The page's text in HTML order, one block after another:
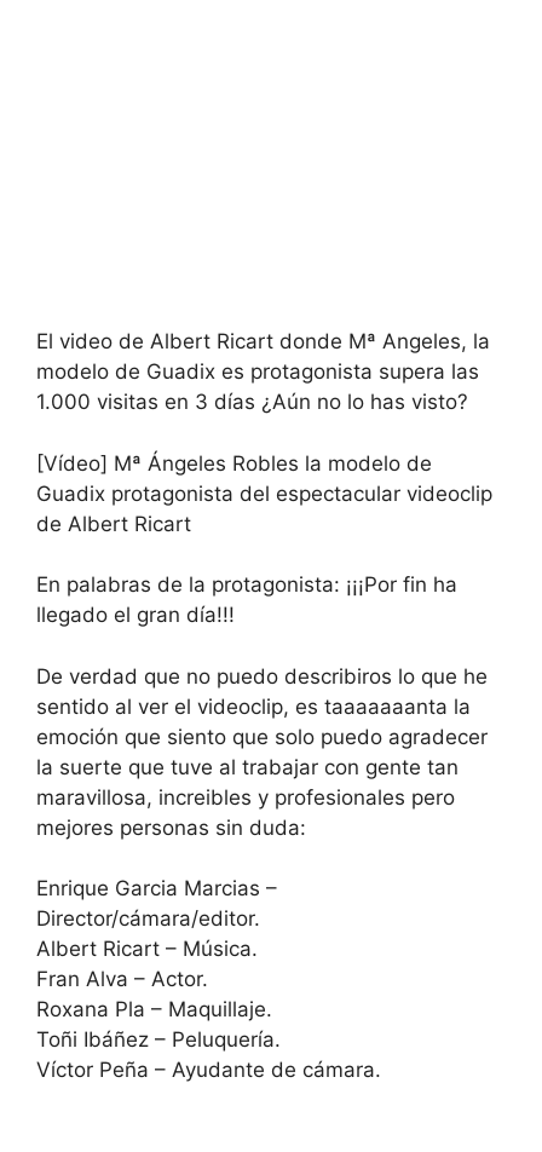
El video de Albert Ricart donde Mª Angeles, la
modelo de Guadix es protagonista supera las
1.000 visitas en 3 días ¿Aún no lo has visto?
[Vídeo] Mª Ángeles Robles la modelo de
Guadix protagonista del espectacular videoclip
de Albert Ricart
En palabras de la protagonista: ¡¡¡Por fin ha
llegado el gran día!!!
De verdad que no puedo describiros lo que he
sentido al ver el videoclip, es taaaaaaanta la
emoción que siento que solo puedo agradecer
la suerte que tuve al trabajar con gente tan
maravillosa, increibles y profesionales pero
mejores personas sin duda:
Enrique Garcia Marcias –
Director/cámara/editor.
Albert Ricart – Música.
Fran Alva – Actor.
Roxana Pla – Maquillaje.
Toñi Ibáñez – Peluquería.
Víctor Peña – Ayudante de cámara.